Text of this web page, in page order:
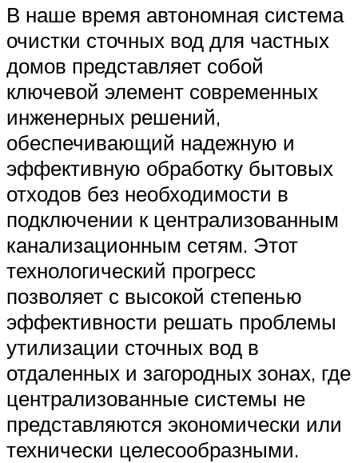
В наше время автономная система
очистки сточных вод для частных
домов представляет собой
ключевой элемент современных
инженерных решений,
обеспечивающий надежную и
эффективную обработку бытовых
отходов без необходимости в
подключении к централизованным
канализационным сетям. Этот
технологический прогресс
позволяет с высокой степенью
эффективности решать проблемы
утилизации сточных вод в
отдаленных и загородных зонах, где
централизованные системы не
представляются экономически или
технически целесообразными.